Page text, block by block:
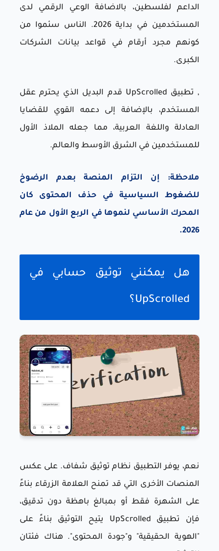
الداعم لفلسطين، بالاضافة الوعي الرقمي لدى
المستخدمين في بداية 2026. الناس سئموا من
كونهم مجرد أرقام في قواعد بيانات الشركات
الكبرى.
, تطبيق UpScrolled قدم البديل الذي يحترم عقل
المستخدم، بالإضافة إلى دعمه القوي للقضايا
العادلة واللغة العربية، مما جعله الملاذ الأول
للمستخدمين في الشرق الأوسط والعالم.
ملاحظة: إن التزام المنصة بعدم الرضوخ
للضغوط السياسية في حذف المحتوى كان
المحرك الأساسي لنموها في الربع الأول من عام
2026.
هل يمكنني توثيق حسابي في
UpScrolled؟
نعم، يوفر التطبيق نظام توثيق شفاف. على عكس
المنصات الأخرى التي قد تمنح العلامة الزرقاء بناءً
على الشهرة فقط أو بمبالغ باهظة دون تدقيق،
فإن تطبيق UpScrolled يتيح التوثيق بناءً على
"الهوية الحقيقية" و"جودة المحتوى". هناك فئتان